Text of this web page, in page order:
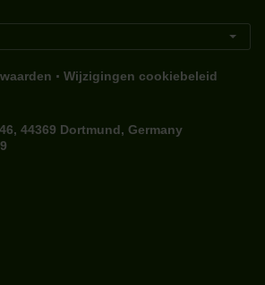
. Wijzigingen cookiebeleid
44369 Dortmund, Germany